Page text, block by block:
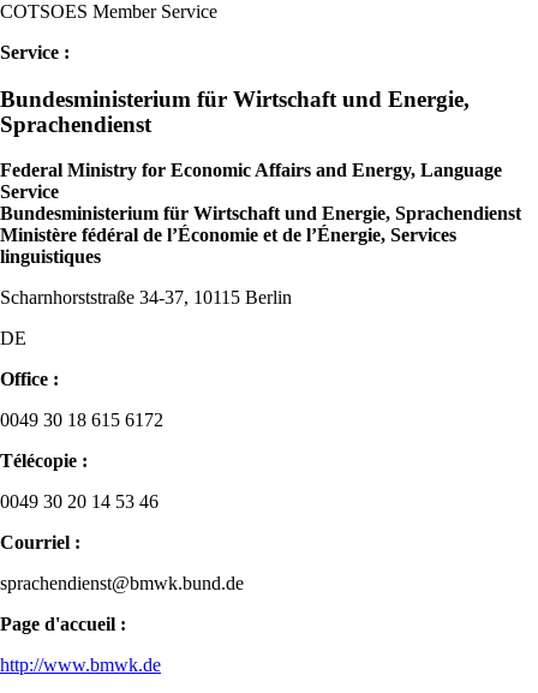
COTSOES Member Service
Service :
Bundesministerium für Wirtschaft und Energie,
Sprachendienst
Federal Ministry for Economic Affairs and Energy, Language
Service
Bundesministerium für Wirtschaft und Energie, Sprachendienst
Ministère fédéral de l’Économie et de l’Énergie, Services
linguistiques
Scharnhorststraße 34-37, 10115 Berlin
DE
Office :
0049 30 18 615 6172
Télécopie :
0049 30 20 14 53 46
Courriel :
sprachendienst@bmwk.bund.de
Page d'accueil :
http://www.bmwk.de